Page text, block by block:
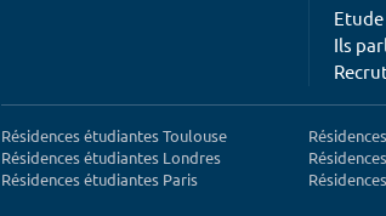
Etude
Ils
Résidences étudiantes Toulouse
Résidences étudiantes Londres
Résidences étudiantes Paris